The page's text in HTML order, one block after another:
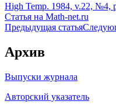
High Temp. 1984, v.22, №4,
Статья на Math-net.ru
Предыдущая статья
Архив
Выпуски журнала
Авторский указатель